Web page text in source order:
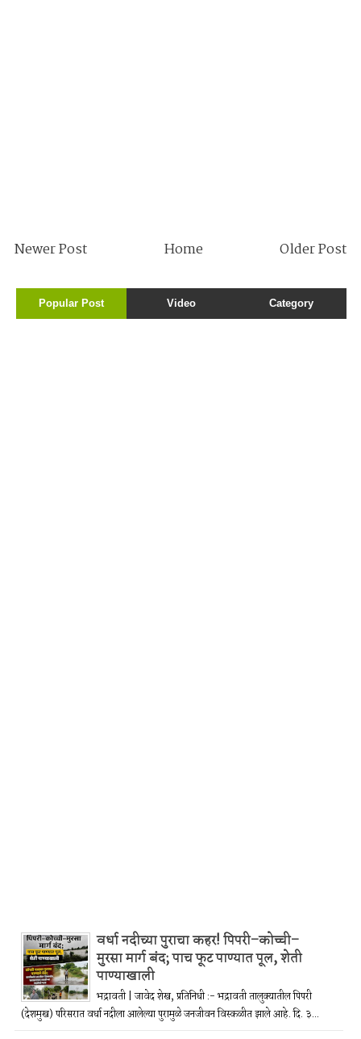
Newer Post Older Post
Home
Popular Post Video Category
वर्धा नदीच्या पुराचा कहर! पिपरी–कोच्ची–
मुरसा मार्ग बंद; पाच फूट पाण्यात पूल, शेती
पाण्याखाली
भद्रावती | जावेद शेख, प्रतिनिधी :- भद्रावती तालुक्यातील पिपरी
(देशमुख) परिसरात वर्धा नदीला आलेल्या पुरामुळे जनजीवन विस्कळीत झाले आहे. दि. ३...